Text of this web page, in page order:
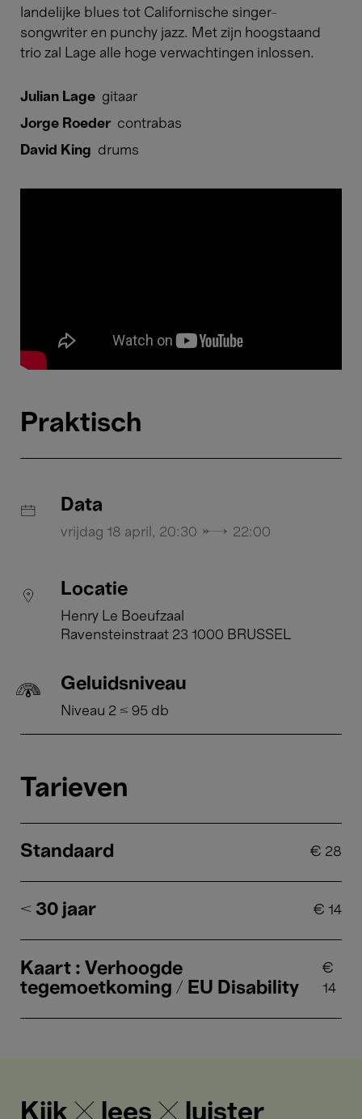
landelijke blues tot Californische singer-
songwriter en punchy jazz. Met zijn hoogstaand
trio zal Lage alle hoge verwachtingen inlossen.
Julian Lage gitaar
Jorge Roeder contrabas
David King drums
Praktisch
Data
vrijdag 18 april, 20:30 → 22:00
Locatie
Henry Le Boeufzaal
Ravensteinstraat 23 1000 BRUSSEL
Geluidsniveau
Niveau 2 ≤ 95 db
Tarieven
Standaard € 28
< 30 jaar € 14
Kaart : Verhoogde
tegemoetkoming / EU Disability
€
14
Kijk ✕ lees ✕ luister